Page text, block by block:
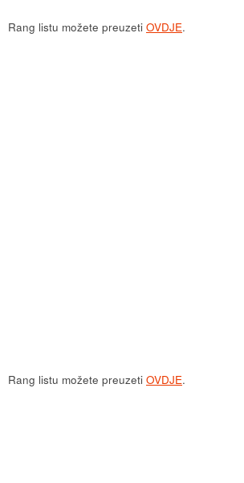
Rang listu možete preuzeti OVDJE.
Rang listu možete preuzeti OVDJE.